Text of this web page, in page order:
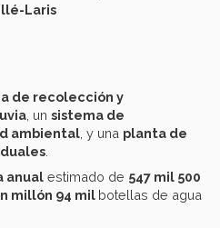
Laris
de recolección y
, un sistema de
ambiental , y una planta de
anual estimado de 547 mil 500
millón 94 mil botellas de agua